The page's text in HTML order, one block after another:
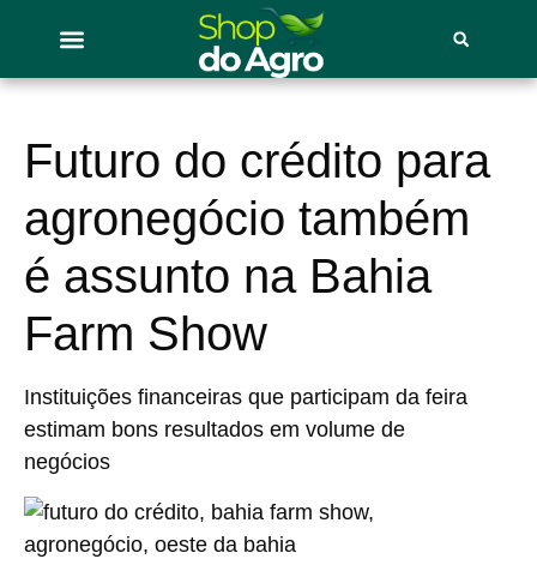
Futuro do crédito para
agronegócio também
é assunto na Bahia
Farm Show
Instituições financeiras que participam da feira
estimam bons resultados em volume de
negócios